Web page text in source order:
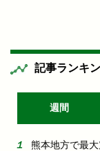
記事ランキ
週間
熊本地方で最